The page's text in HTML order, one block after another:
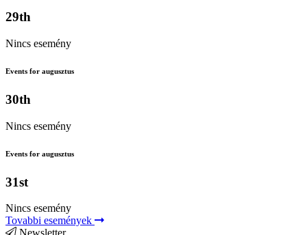
29th
Nincs esemény
Events for augusztus
30th
Nincs esemény
Events for augusztus
31st
Nincs esemény
Tovabbi események